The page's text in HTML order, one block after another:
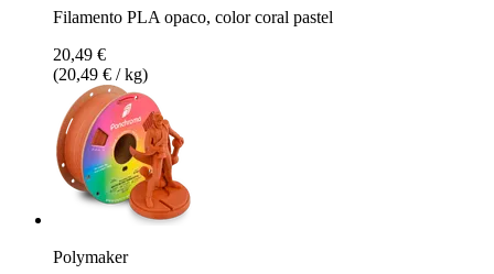
Filamento PLA opaco, color coral pastel
20,49 €
(20,49 € / kg)
Polymaker